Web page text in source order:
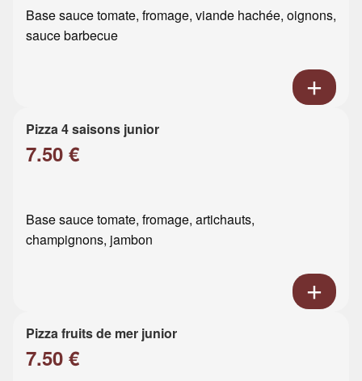
Base sauce tomate, fromage, viande hachée, oignons,
sauce barbecue
Pizza 4 saisons junior
7.50 €
Base sauce tomate, fromage, artichauts,
champignons, jambon
Pizza fruits de mer junior
7.50 €